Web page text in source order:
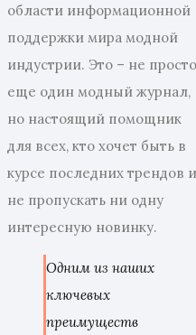
области информационной
поддержки мира модной
индустрии. Это – не просто
еще один модный журнал,
но настоящий помощник
для всех, кто хочет быть в
курсе последних трендов и
не пропускать ни одну
интересную новинку.
Одним из наших
ключевых
преимуществ